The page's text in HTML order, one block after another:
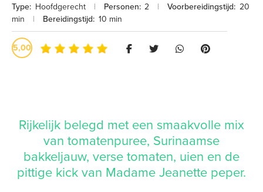
Type: Hoofdgerecht | Personen: 2 | Voorbereidingstijd: 20
min
| Bereidingstijd: 10 min
5,00
Rijkelijk belegd met een smaakvolle mix
van tomatenpuree, Surinaamse
bakkeljauw, verse tomaten, uien en de
pittige kick van Madame Jeanette peper.